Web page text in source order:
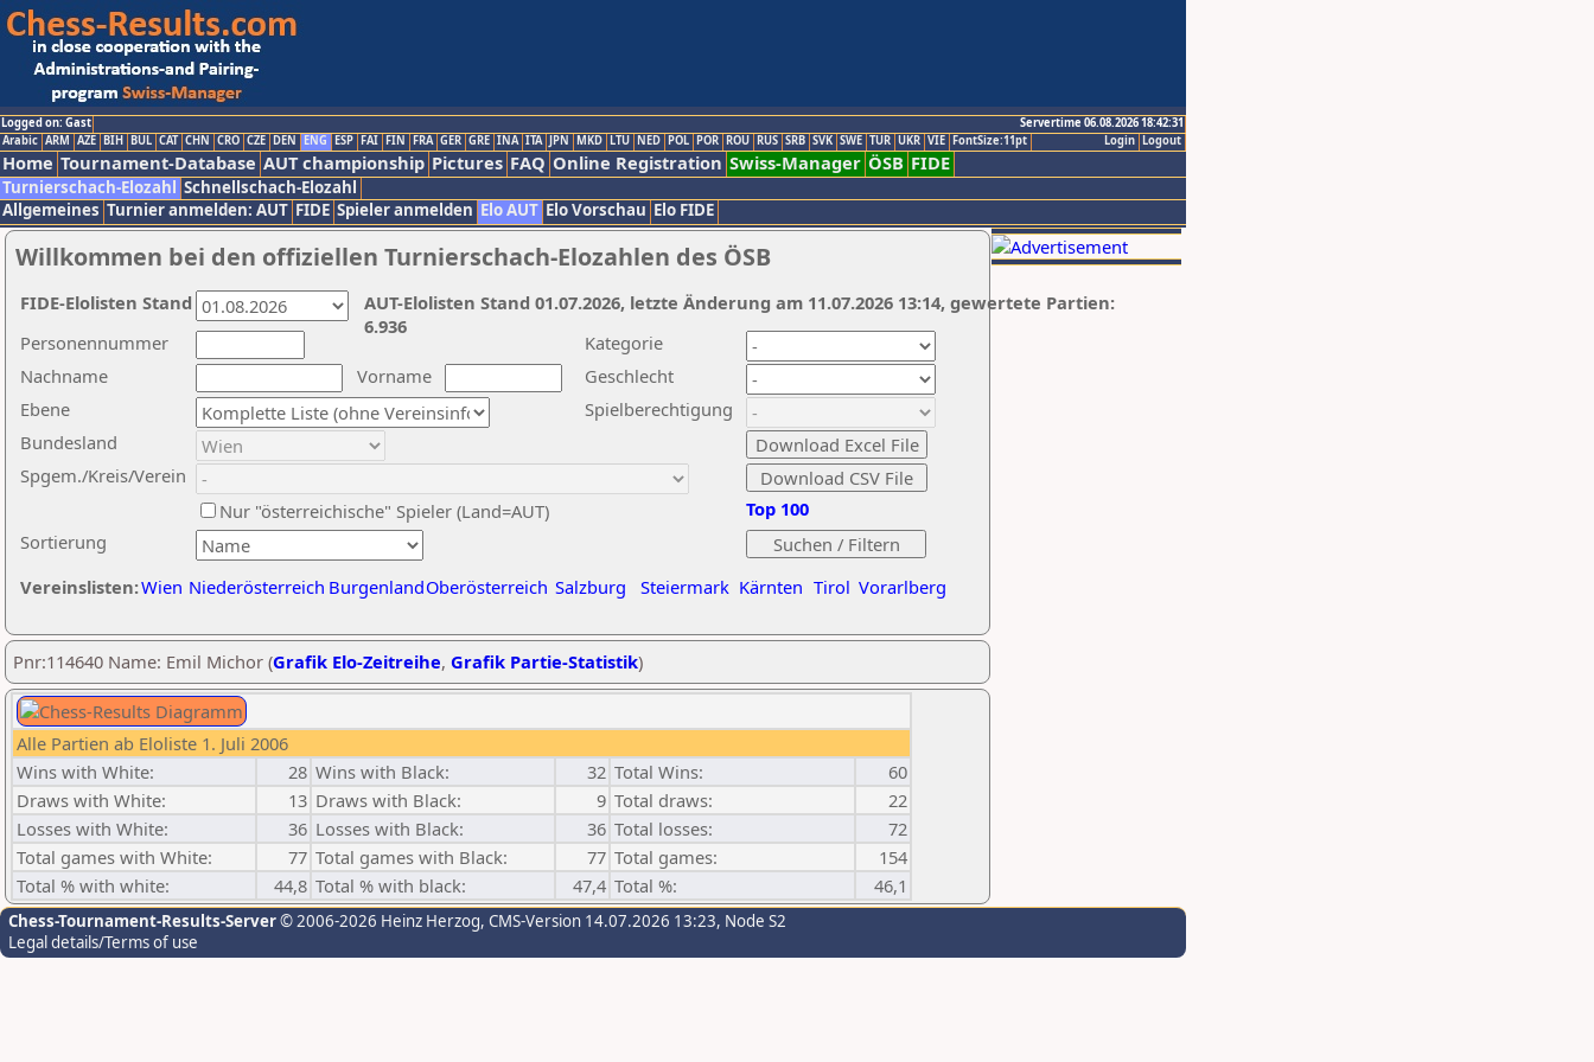
Logged on: Gast
Servertime 06.08.2026 18:42:31
Logout
Login
Arabic ARM AZE BIH BUL CAT CHN CRO CZE DEN ENG ESP FAI FIN FRA GER GRE INA ITA JPN MKD LTU NED POL POR ROU RUS SRB SVK SWE TUR UKR VIE FontSize:11pt
Home Tournament-Database AUT championship Pictures FAQ Online Registration Swiss-Manager ÖSB FIDE
Turnierschach-Elozahl Schnellschach-Elozahl
Allgemeines Turnier anmelden: AUT FIDE Spieler anmelden Elo AUT Elo Vorschau Elo FIDE
Willkommen bei den offiziellen Turnierschach-Elozahlen des ÖSB
Nachname
Vorname
Ebene
Kategorie
Sortierung
Personennummer
Bundesland
Spgem./Kreis/Verein
Geschlecht
Nur "österreichische" Spieler (Land=AUT)
Spielberechtigung
Vereinslisten:Wien Niederösterreich BurgenlandOberösterreich Salzburg Steiermark Kärnten Tirol Vorarlberg
Top 100
AUT-Elolisten Stand 01.07.2026, letzte Änderung am 11.07.2026 13:14, gewertete Partien:
6.936
FIDE-Elolisten Stand
Pnr:114640 Name: Emil Michor (Grafik Elo-Zeitreihe, Grafik Partie-Statistik)
Alle Partien ab Eloliste 1. Juli 2006
Wins with White:
28 Wins with Black: 32 Total Wins:
60
Draws with White:
13 Draws with Black: 9 Total draws:
22
Losses with White:
36 Losses with Black: 36 Total losses:
72
Total games with White:
77 Total games with Black: 77 Total games:
154
Total % with white:
44,8 Total % with black: 47,4 Total %: 46,1
Chess-Tournament-Results-Server© 2006-2026 Heinz Herzog, CMS-Version 14.07.2026 13:23, Node S2
Legal details/Terms of use